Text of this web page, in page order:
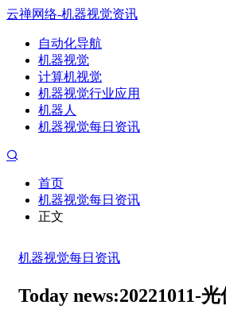
云禅网络-机器视觉资讯
自动化导航
机器视觉
计算机视觉
机器视觉行业应用
机器人
机器视觉每日资讯
首页
机器视觉每日资讯
正文
机器视觉每日资讯
Today news:20221011-